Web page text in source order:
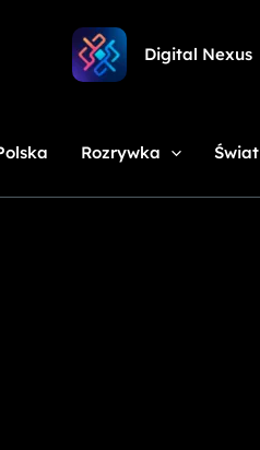
Digital Nexus
Rozrywka Świat